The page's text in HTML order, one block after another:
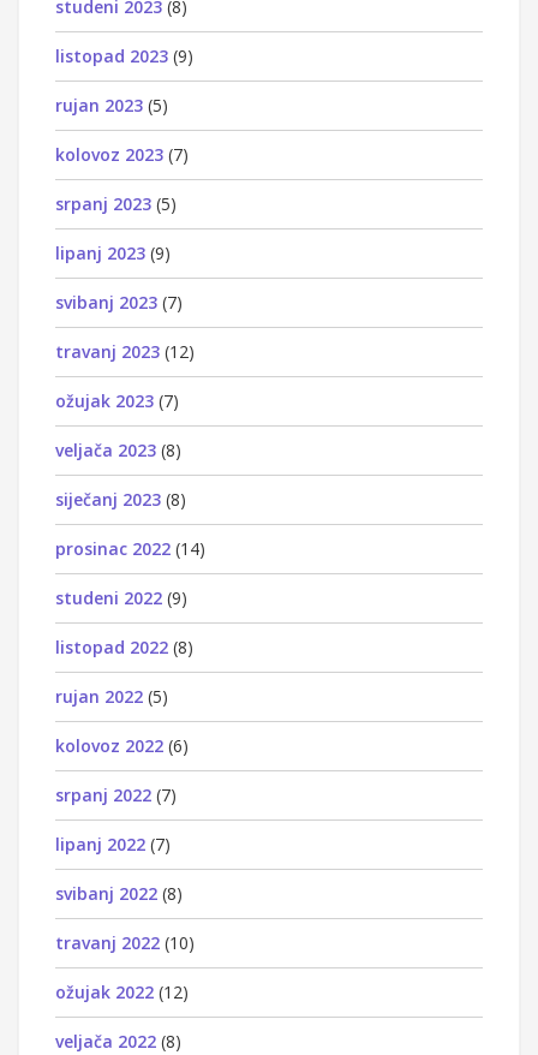
studeni 2023 (8)
listopad 2023 (9)
rujan 2023 (5)
kolovoz 2023 (7)
srpanj 2023 (5)
lipanj 2023 (9)
svibanj 2023 (7)
travanj 2023 (12)
ožujak 2023 (7)
veljača 2023 (8)
siječanj 2023 (8)
prosinac 2022 (14)
studeni 2022 (9)
listopad 2022 (8)
rujan 2022 (5)
kolovoz 2022 (6)
srpanj 2022 (7)
lipanj 2022 (7)
svibanj 2022 (8)
travanj 2022 (10)
ožujak 2022 (12)
veljača 2022 (8)